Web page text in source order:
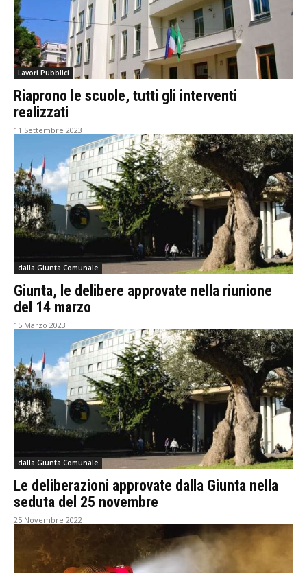
Lavori Pubblici
Riaprono le scuole, tutti gli interventi
realizzati
11 Settembre 2023
dalla Giunta Comunale
Giunta, le delibere approvate nella riunione
del 14 marzo
15 Marzo 2023
dalla Giunta Comunale
Le deliberazioni approvate dalla Giunta nella
seduta del 25 novembre
25 Novembre 2022